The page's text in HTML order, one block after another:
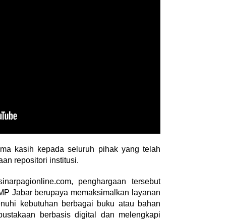
kasih kepada seluruh pihak yang telah
repositori institusi.
penghargaan tersebut
Jabar berupaya memaksimalkan layanan
kebutuhan berbagai buku atau bahan
berbasis digital dan melengkapi
Suri Lantik
Pramuka
Tegaskan …
Sekolah, Lina, S.Pd., M.T.,
Ungkapkan Pengalaman 60 JP
Di…
Di Akademia, Internasional, Liputan Khusus